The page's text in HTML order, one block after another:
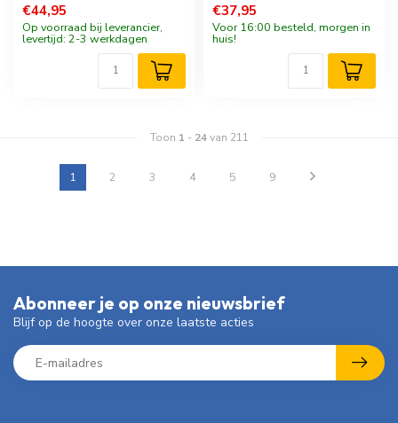
€44,95
Op voorraad bij leverancier,
levertijd: 2-3 werkdagen
€37,95
Voor 16:00 besteld, morgen in
huis!
Toon 1 - 24van 211
1 2 3 4 5 9
Abonneer je op onze nieuwsbrief
Blijf op de hoogte over onze laatste acties